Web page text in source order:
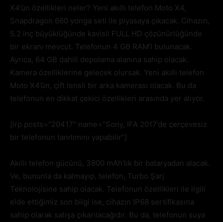
X4’ün özellikleri neler? Yeni akıllı telefon Moto X4,
Snapdragon 660 yonga seti ile piyasaya çıkacak. Cihazın,
5.2 inç büyüklüğünde kavisli FULL HD çözünürlüğünde
bir ekranı mevcut. Telefonun 4 GB RAM’I bulunacak.
Ayrıca, 64 GB dahili depolama alanına sahip olacak.
Kamera özelliklerine gelecek olursak. Yeni akıllı telefon
Moto X4’ün, çift lensli bir arka kamerası olacak. Bu da
telefonun en dikkat çekici özellikleri arasında yer alıyor.
[irp posts=”20417″ name=”Sony, IFA 2017’de çerçevesiz
bir telefonun tanıtımını yapabilir”]
Akıllı telefon gücünü, 3800 mAh’lık bir bataryadan alacak.
Ve, bununla da kalmayıp, telefon, Turbo Şarj
Teknolojisine sahip olacak. Telefonun özellikleri ile ilgili
elde ettiğimiz son bilgi ise, cihazın IP68 sertifikasına
sahip olarak satışa çıkarılacağıdır. Bu da, telefonun suya